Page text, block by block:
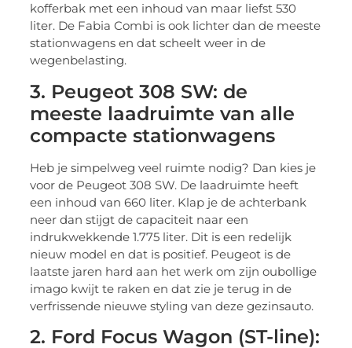
kofferbak met een inhoud van maar liefst 530
liter. De Fabia Combi is ook lichter dan de meeste
stationwagens en dat scheelt weer in de
wegenbelasting.
3. Peugeot 308 SW: de
meeste laadruimte van alle
compacte stationwagens
Heb je simpelweg veel ruimte nodig? Dan kies je
voor de Peugeot 308 SW. De laadruimte heeft
een inhoud van 660 liter. Klap je de achterbank
neer dan stijgt de capaciteit naar een
indrukwekkende 1.775 liter. Dit is een redelijk
nieuw model en dat is positief. Peugeot is de
laatste jaren hard aan het werk om zijn oubollige
imago kwijt te raken en dat zie je terug in de
verfrissende nieuwe styling van deze gezinsauto.
2. Ford Focus Wagon (ST-line):